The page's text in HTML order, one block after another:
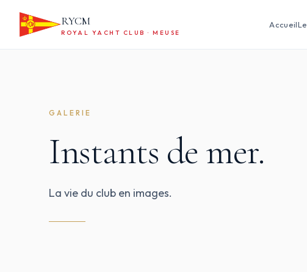
RYCM
ROYAL YACHT CLUB · MEUSE
Accueil
GALERIE
Instants de mer.
La vie du club en images.